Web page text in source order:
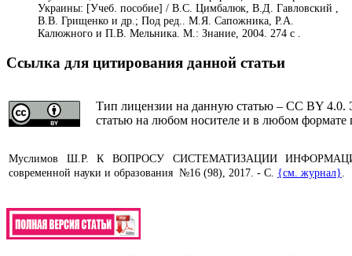
Украины: [Учеб. пособие] / В.С. Цимбалюк, В.Д. Гавловский ,
В.В. Грищенко и др.; Под ред.. М.Я. Сапожника, Р.А.
Калюжного и П.В. Мельника. М.: Знание, 2004. 274 с .
Ссылка для цитирования данной статьи
Тип лицензии на данную статью – CC BY 4.0.
статью на любом носителе и в любом формате
Муслимов Ш.Р. К ВОПРОСУ СИСТЕМАТИЗАЦИИ
современной науки и образования №16 (98), 2017. - С. {см. журнал}